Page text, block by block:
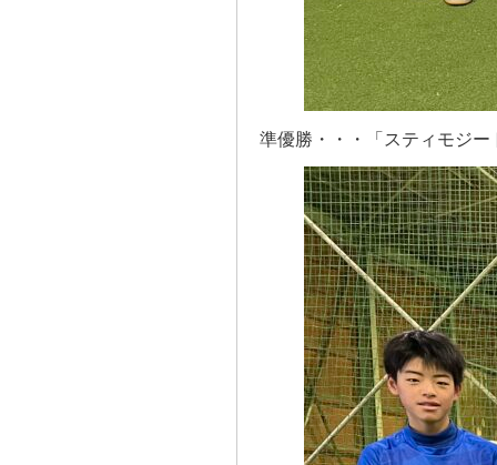
準優勝・・・「スティモジー